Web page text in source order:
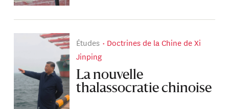
Études
Doctrines de la Chine de Xi
Jinping
La nouvelle
thalassocratie chinoise